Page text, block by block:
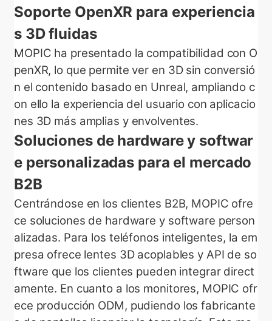
Soporte OpenXR para experiencia
s 3D fluidas
MOPIC ha presentado la compatibilidad con O
penXR, lo que permite ver en 3D sin conversió
n el contenido basado en Unreal, ampliando c
on ello la experiencia del usuario con aplicacio
nes 3D más amplias y envolventes.
Soluciones de hardware y softwar
e personalizadas para el mercado
B2B
Centrándose en los clientes B2B, MOPIC ofre
ce soluciones de hardware y software person
alizadas. Para los teléfonos inteligentes, la em
presa ofrece lentes 3D acoplables y API de so
ftware que los clientes pueden integrar direct
amente. En cuanto a los monitores, MOPIC ofr
ece producción ODM, pudiendo los fabricante